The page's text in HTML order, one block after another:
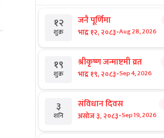
१२
शुक्र
जनै पूर्णिमा
भाद्र १२, २०८३-Aug 28, 2026
१९
शुक्र
श्रीकृष्ण जन्माष्टमी व्रत
भाद्र १९, २०८३-Sep 4, 2026
३
शनि
संविधान दिवस
असोज ३, २०८३-Sep 19, 2026